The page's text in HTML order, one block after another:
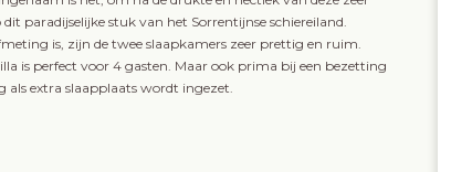
paradijselijke stuk van het Sorrentijnse schiereiland.
is, zijn de twee slaapkamers zeer prettig en ruim.
is perfect voor 4 gasten. Maar ook prima bij een bezetting
als extra slaapplaats wordt ingezet.